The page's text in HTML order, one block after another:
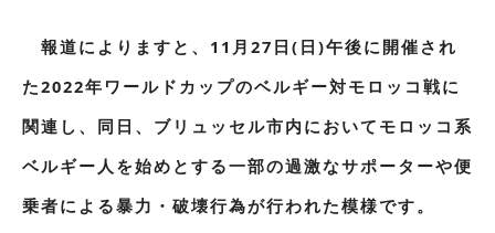
報道によりますと、11月27日(日)午後に開催され
た2022年ワールドカップのベルギー対モロッコ戦に
関連し、同日、ブリュッセル市内においてモロッコ系
ベルギー人を始めとする一部の過激なサポーターや便
乗者による暴力・破壊行為が行われた模様です。